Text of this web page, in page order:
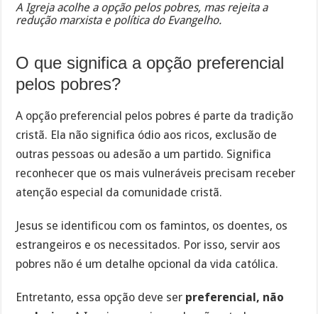
A Igreja acolhe a opção pelos pobres, mas rejeita a
redução marxista e política do Evangelho.
O que significa a opção preferencial
pelos pobres?
A opção preferencial pelos pobres é parte da tradição
cristã. Ela não significa ódio aos ricos, exclusão de
outras pessoas ou adesão a um partido. Significa
reconhecer que os mais vulneráveis precisam receber
atenção especial da comunidade cristã.
Jesus se identificou com os famintos, os doentes, os
estrangeiros e os necessitados. Por isso, servir aos
pobres não é um detalhe opcional da vida católica.
Entretanto, essa opção deve ser preferencial, não